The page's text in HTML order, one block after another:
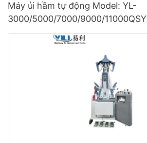
Máy ủi hầm tự động Model: YL-
3000/5000/7000/9000/11000QSY